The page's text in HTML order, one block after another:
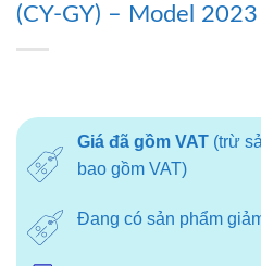
(CY-GY) – Model 2023
Giá đã gồm VAT(trừ
bao gồm VAT)
Đang có sản phẩm